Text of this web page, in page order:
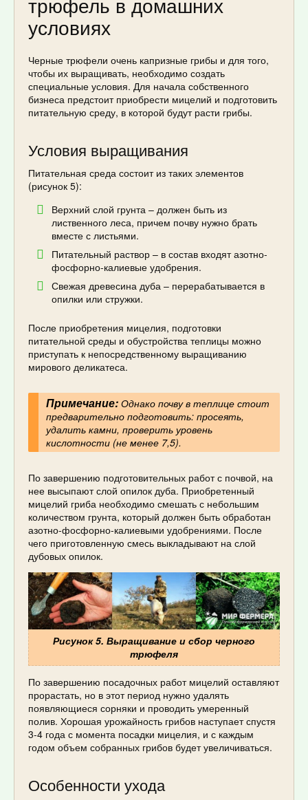
условиях
Черные трюфели очень капризные грибы и для того,
чтобы их выращивать, необходимо создать
специальные условия. Для начала собственного
бизнеса предстоит приобрести мицелий и подготовить
питательную среду, в которой будут расти грибы.
Условия выращивания
Питательная среда состоит из таких элементов
(рисунок 5):
Верхний слой грунта – должен быть из
лиственного леса, причем почву нужно брать
вместе с листьями.
Питательный раствор – в состав входят азотно-
фосфорно-калиевые удобрения.
Свежая древесина дуба – перерабатывается в
опилки или стружки.
После приобретения мицелия, подготовки
питательной среды и обустройства теплицы можно
приступать к непосредственному выращиванию
мирового деликатеса.
Примечание:Однако почву в теплице стоит
предварительно подготовить: просеять,
удалить камни, проверить уровень
кислотности (не менее 7,5).
По завершению подготовительных работ с почвой, на
нее высыпают слой опилок дуба. Приобретенный
мицелий гриба необходимо смешать с небольшим
количеством грунта, который должен быть обработан
азотно-фосфорно-калиевыми удобрениями. После
чего приготовленную смесь выкладывают на слой
дубовых опилок.
Рисунок 5. Выращивание и сбор черного
трюфеля
По завершению посадочных работ мицелий оставляют
прорастать, но в этот период нужно удалять
появляющиеся сорняки и проводить умеренный
полив. Хорошая урожайность грибов наступает спустя
3-4 года с момента посадки мицелия, и с каждым
годом объем собранных грибов будет увеличиваться.
Особенности ухода